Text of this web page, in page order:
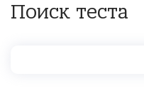
Поиск теста